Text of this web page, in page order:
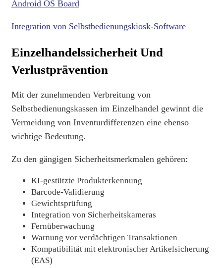
Android OS Board
Integration von Selbstbedienungskiosk-Software
Einzelhandelssicherheit Und
Verlustprävention
Mit der zunehmenden Verbreitung von
Selbstbedienungskassen im Einzelhandel gewinnt die
Vermeidung von Inventurdifferenzen eine ebenso
wichtige Bedeutung.
Zu den gängigen Sicherheitsmerkmalen gehören:
KI-gestützte Produkterkennung
Barcode-Validierung
Gewichtsprüfung
Integration von Sicherheitskameras
Fernüberwachung
Warnung vor verdächtigen Transaktionen
Kompatibilität mit elektronischer Artikelsicherung
(EAS)